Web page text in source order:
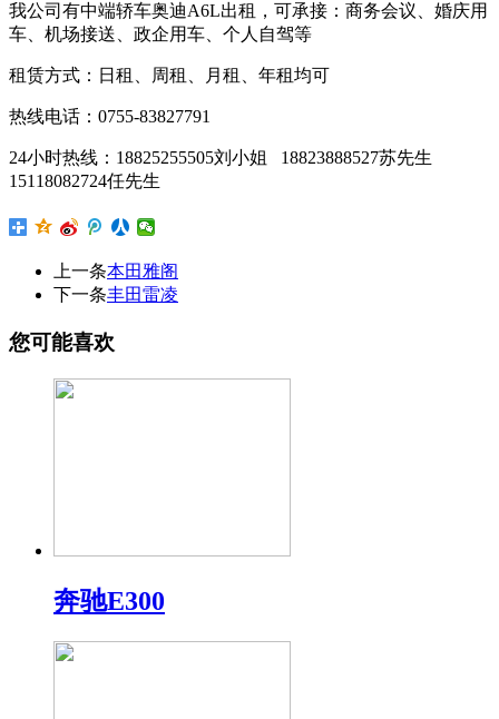
我公司有中端轿车奥迪A6L出租，可承接：商务会议、婚庆用
车、机场接送、政企用车、个人自驾等
租赁方式：日租、周租、月租、年租均可
热线电话：0755-83827791
24小时热线：18825255505刘小姐 18823888527苏先生
15118082724任先生
上一条本田雅阁
下一条丰田雷凌
您可能喜欢
奔驰E300